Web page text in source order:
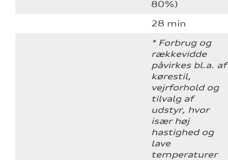
80%)
28 min
* Forbrug og
rækkevidde
påvirkes bl.a. af
kørestil,
vejrforhold og
tilvalg af
udstyr, hvor
især høj
hastighed og
lave
temperaturer